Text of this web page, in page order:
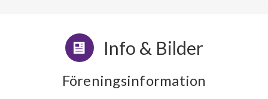
Info & Bilder
Föreningsinformation